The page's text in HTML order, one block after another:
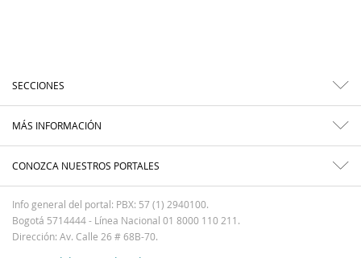
SECCIONES
MÁS INFORMACIÓN
CONOZCA NUESTROS PORTALES
Info general del portal: PBX: 57 (1) 2940100.
Bogotá 5714444 - Línea Nacional 01 8000 110 211.
Dirección: Av. Calle 26 # 68B-70.